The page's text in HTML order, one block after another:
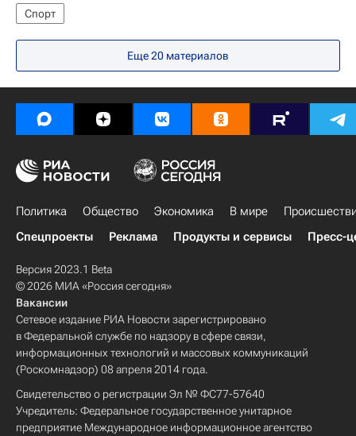
Спорт
Еще 20 материалов
Политика Общество Экономика В мире
Спецпроекты
Реклама Продукты и сервисы Пресс-
Версия 2023.1 Beta
© 2026 МИА «Россия сегодня»
Вакансии
Сетевое издание РИА Новости зарегистрировано
в Федеральной службе по надзору в сфере связи,
информационных технологий и массовых коммуникаций
(Роскомнадзор) 08 апреля 2014 года.
Свидетельство о регистрации Эл № ФС77-57640
Учредитель: Федеральное государственное унитарное
предприятие Международное информационное агентство